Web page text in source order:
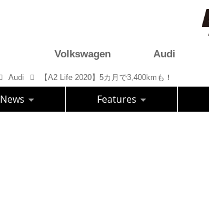
Volkswagen Audi
Audi 【A2 Life 2020】5カ月で3,400kmも！
News Features